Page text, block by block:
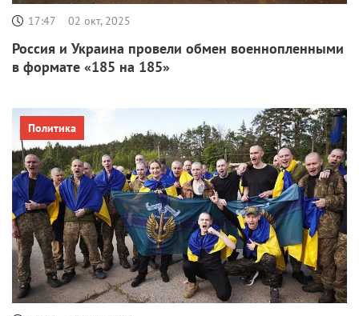
17:47 02 окт, 2025
Россия и Украина провели обмен военнопленными
в формате «185 на 185»
Политика